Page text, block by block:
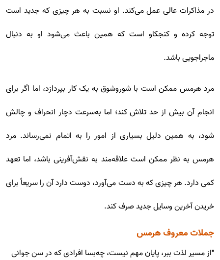
در مذاکرات عالی عمل می‌کند. او نسبت به هر چیزی که جدید است
توجه کرده و کنجکاو است که همین باعث می‌شود او به دنبال
ماجراجویی باشد.
مرد هرمس ممکن است با شوروشوق به یک کار بپردازد، اما اگر برای
انجام آن بیش از حد تلاش کند؛ اما به‌سرعت دچار انحراف و چالش
شود، به همین دلیل بسیاری از امور را به اتمام نمی‌رساند. مرد
هرمس به نظر ممکن است علاقه‌مند به نقش‌آفرینی باشد، اما تعهد
کمی دارد. هر چیزی که به دست می‌آورد، دوست دارد آن را سریعاً برای
خریدن آخرین وسایل جدید صرف کند.
جملات معروف هرمس
"از مسیر لذت ببر، پایان مهم نیست، چه‌بسا افرادی که در سن جوانی